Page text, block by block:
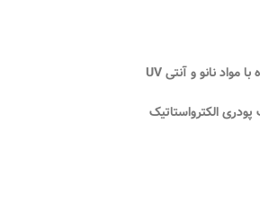
الکترواستاتیک